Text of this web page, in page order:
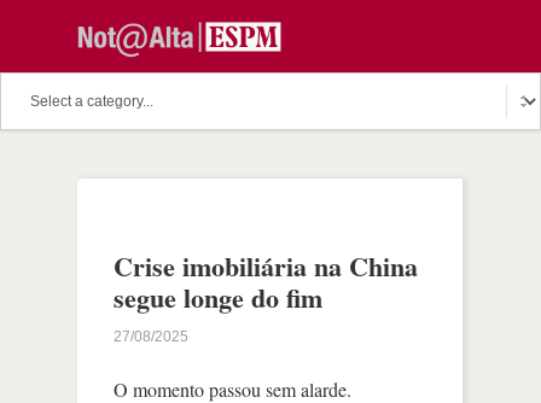
Crise imobiliária na China
segue longe do fim
27/08/2025
O momento passou sem alarde.